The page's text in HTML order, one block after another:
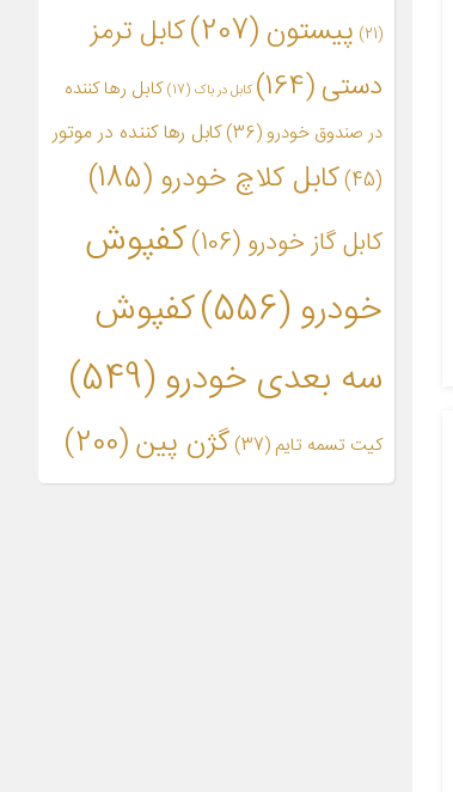
(21) پیستون (207)
کابل ترمز
دستی(164) کابل در باک (17)
کابل رها کننده
در صندوق خودرو (36)
کابل رها کننده در موتور
(45)
کابل کلاچ خودرو (185)
کابل گاز خودرو (106)
کفپوش
خودرو(556)
کفپوش
سه بعدی خودرو(549)
کیت تسمه تایم (37) گژن پین(200)